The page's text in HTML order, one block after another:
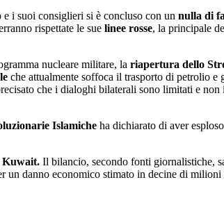
i suoi consiglieri si è concluso con un nulla di
rispettate le sue linee rosse, la principale
nucleare militare, la riapertura dello
che attualmente soffoca il trasporto di petrolio
che i dialoghi bilaterali sono limitati e non
Islamiche ha dichiarato di aver
Kuwait. Il bilancio, secondo fonti giornalistiche,
danno economico stimato in decine di